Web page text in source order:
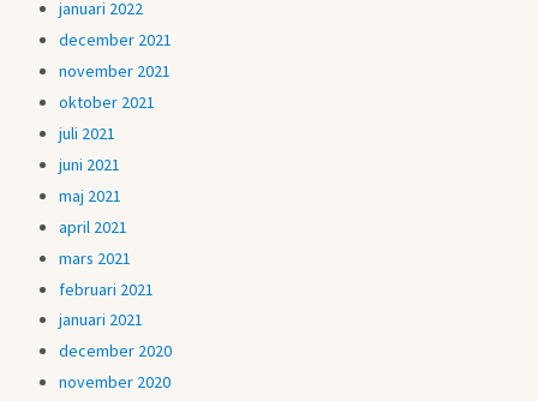
januari 2022
december 2021
november 2021
oktober 2021
juli 2021
juni 2021
maj 2021
april 2021
mars 2021
februari 2021
januari 2021
december 2020
november 2020